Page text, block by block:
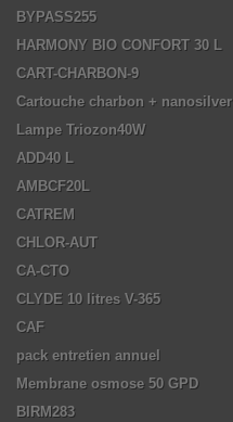
BYPASS255
HARMONY BIO CONFORT 30 L
CART-CHARBON-9
Cartouche charbon + nanosilver
Lampe Triozon40W
ADD40 L
AMBCF20L
CATREM
CHLOR-AUT
CA-CTO
CLYDE 10 litres V-365
CAF
pack entretien annuel
Membrane osmose 50 GPD
BIRM283